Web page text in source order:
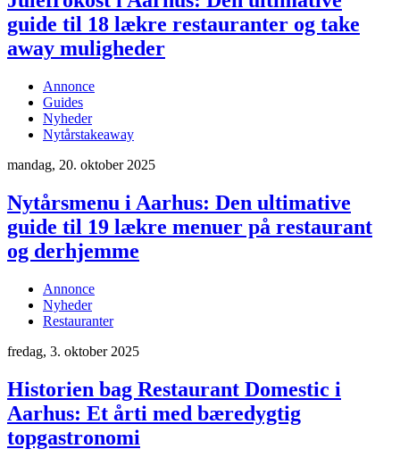
guide til 18 lækre restauranter og take
away muligheder
Annonce
Guides
Nyheder
Nytårstakeaway
mandag, 20. oktober 2025
Nytårsmenu i Aarhus: Den ultimative
guide til 19 lækre menuer på restaurant
og derhjemme
Annonce
Nyheder
Restauranter
fredag, 3. oktober 2025
Historien bag Restaurant Domestic i
Aarhus: Et årti med bæredygtig
topgastronomi